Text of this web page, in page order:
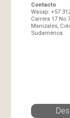
Contacto
Wasap: +57
Carrera 17 No
Manizales,
Sudamérica.